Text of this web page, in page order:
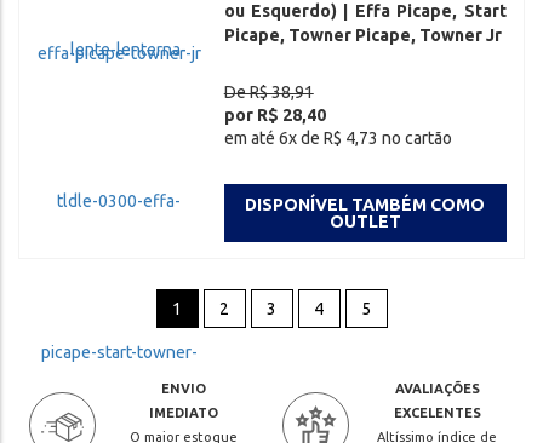
ou Esquerdo) | Effa Picape, Start
Picape, Towner Picape, Towner Jr
De R$ 38,91
por R$ 28,40
em até 6x de R$ 4,73 no cartão
DISPONÍVEL TAMBÉM COMO
OUTLET
1 2 3 4 5
ENVIO
IMEDIATO
O maior estoque
AVALIAÇÕES
EXCELENTES
Altíssimo índice de